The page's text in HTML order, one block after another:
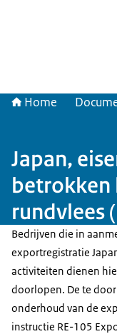
Home
Japan,
betrokken
rundvlees
Bedrijven die in
exportregistratie
activiteiten dienen
doorlopen. De te
onderhoud van de
instructie RE-105